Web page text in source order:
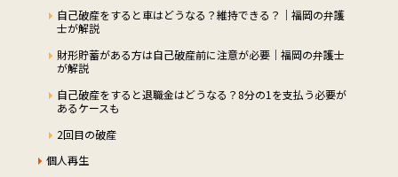
自己破産をすると車はどうなる？維持できる？｜福岡の弁護
士が解説
財形貯蓄がある方は自己破産前に注意が必要｜福岡の弁護士
が解説
自己破産をすると退職金はどうなる？8分の1を支払う必要が
あるケースも
2回目の破産
個人再生